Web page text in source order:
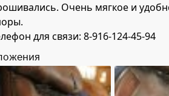
Очень мягкое и
для связи: 8-916-124-45-94